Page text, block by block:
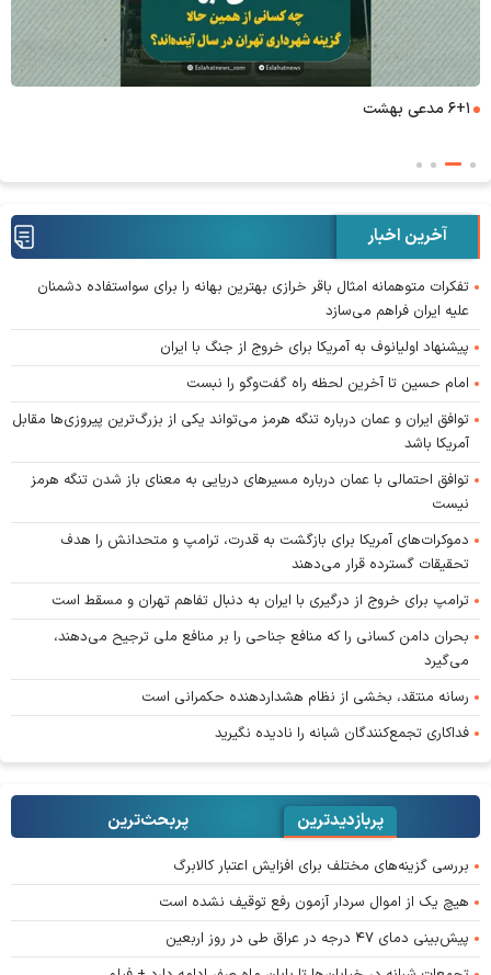
۶+۱ مدعی بهشت
آخرین اخبار
تفکرات متوهمانه امثال باقر خرازی بهترین بهانه را برای سواستفاده دشمنان
علیه ایران فراهم می‌سازد
پیشنهاد اولیانوف به آمریکا برای خروج از جنگ با ایران
امام حسین تا آخرین لحظه راه گفت‌و‌گو را نبست
توافق ایران و عمان درباره تنگه هرمز می‌تواند یکی از بزرگ‌ترین پیروزی‌ها مقابل
آمریکا باشد
توافق احتمالی با عمان درباره مسیر‌های دریایی به معنای باز شدن تنگه هرمز
نیست
دموکرات‌های آمریکا برای بازگشت به قدرت، ترامپ و متحدانش را هدف
تحقیقات گسترده قرار می‌دهند
ترامپ برای خروج از درگیری با ایران به دنبال تفاهم تهران و مسقط است
بحران دامن کسانی را که منافع جناحی را بر منافع ملی ترجیح می‌دهند،
می‌گیرد
رسانه منتقد، بخشی از نظام هشداردهنده حکمرانی است
فداکاری تجمع‌کنندگان شبانه را نادیده نگیرید
پربازدیدترین پربحث‌ترین‌
بررسی گزینه‌های مختلف برای افزایش اعتبار کالابرگ
هیچ یک از اموال سردار آزمون رفع توقیف نشده است
پیش‌بینی دمای ۴۷ درجه در عراق طی در روز اربعین